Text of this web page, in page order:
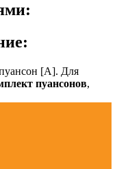
пуансон [А]. Для
пуансонов,